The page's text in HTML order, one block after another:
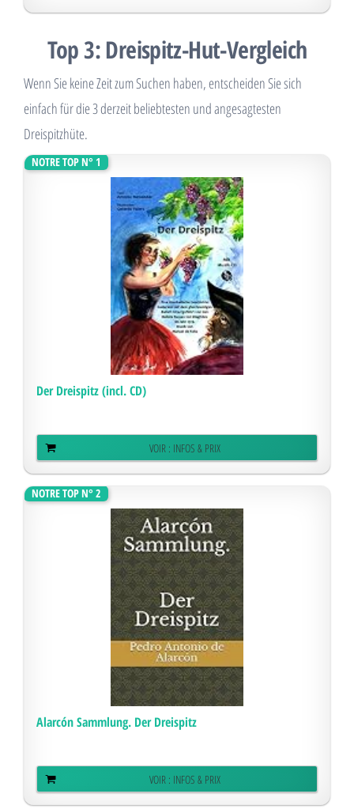
Top 3: Dreispitz-Hut-Vergleich
Wenn Sie keine Zeit zum Suchen haben, entscheiden Sie sich
einfach für die 3 derzeit beliebtesten und angesagtesten
Dreispitzhüte.
NOTRE TOP N° 1
Der Dreispitz (incl. CD)
VOIR : INFOS & PRIX
NOTRE TOP N° 2
Alarcón Sammlung. Der Dreispitz
VOIR : INFOS & PRIX